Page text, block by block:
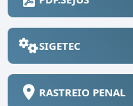
SIGETEC
RASTREIO PENAL